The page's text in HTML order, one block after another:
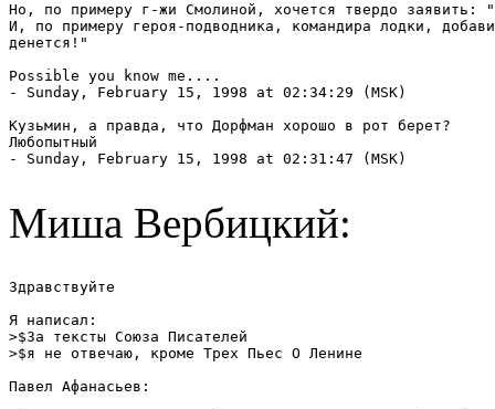
Но, по примеру г-жи Смолиной, хочется твердо заявить:
И, по примеру героя-подводника, командира лодки,
денется!"
Possible you know me....
- Sunday, February 15, 1998 at 02:34:29 (MSK)
Кузьмин, а правда, что Дорфман хорошо в рот берет?
Любопытный
- Sunday, February 15, 1998 at 02:31:47 (MSK)
Миша Вербицкий:
Здравствуйте
Я написал:
>$За тексты Союза Писателей
>$я не отвечаю, кроме Трех Пьес О Ленине
Павел Афанасьев: